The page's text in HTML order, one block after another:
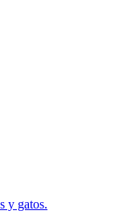
y gatos.